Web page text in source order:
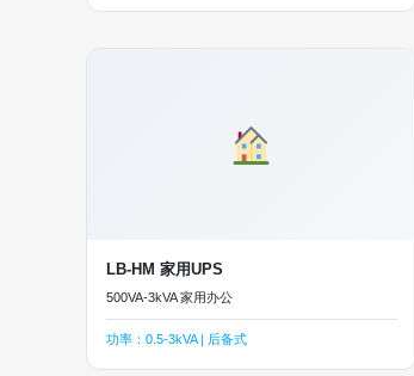
LB-HM 家用UPS
500VA-3kVA 家用办公
功率：0.5-3kVA | 后备式